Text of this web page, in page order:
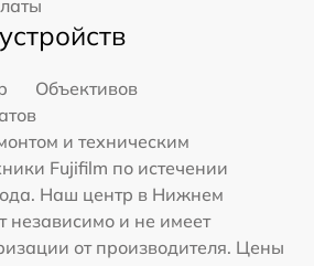
Объективов
и техническим
Fujifilm по истечении
Наш центр в Нижнем
независимо и не имеет
от производителя. Цены